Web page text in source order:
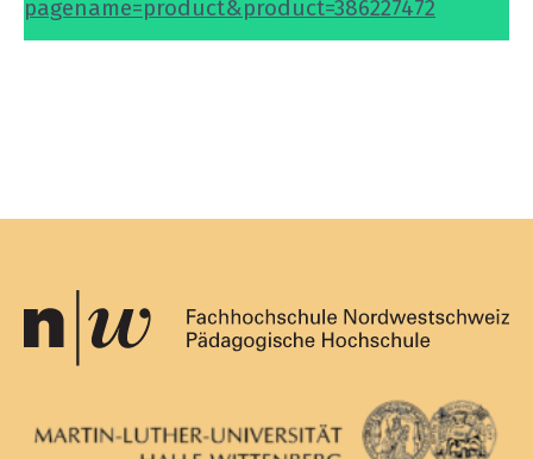
pagename=product&product=386227472